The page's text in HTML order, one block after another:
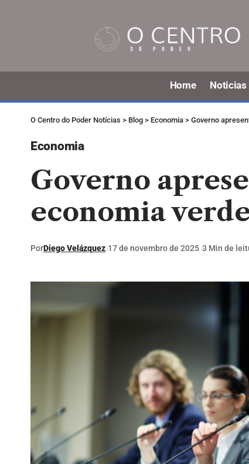
Home Noticias
O Centro do Poder Notícias > Blog > Economia > Governo
Economia
Governo
economia
PorDiego Velázquez 17 de novembro de 2025 3 Min de